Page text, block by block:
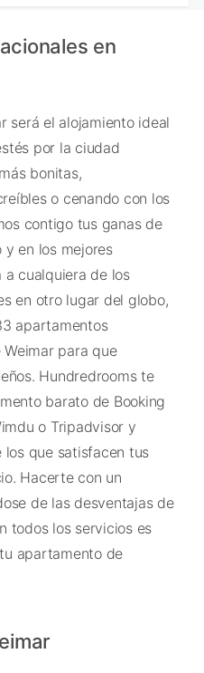
en
será el alojamiento ideal
por la ciudad
bonitas,
o cenando con los
contigo tus ganas de
y en los mejores
a cualquiera de los
en otro lugar del globo,
apartamentos
para que
Hundredrooms te
barato de Booking
o Tripadvisor y
los que satisfacen tus
Hacerte con un
de las desventajas de
todos los servicios es
apartamento de